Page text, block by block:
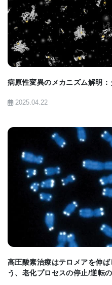
れることが示されま
S-アデノシルメチオ
重要性 通常の老化プ
メチオニン合成酵素
の低下がみられます
ミトコンドリアネッ
せ、ミトコンドリア
（unfolded protein
ことが判明しました
ホスファチジルコリ
ンドリアの完全性
S-アデノシルメチオ
質であるホスファチ
不可欠なメチルドナ
依存的なPC合成を担
病原性変異のメカニズム解明
2025.04.22
高圧酸素治療はテロメアを伸
う、老化プロセスの停止/逆転